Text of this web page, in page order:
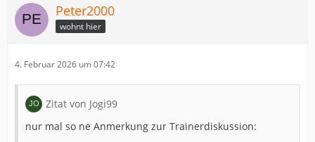
Nur mal so zum Abschluus: Welcher Trainer wäre denn
Insofern haben vielleicht doch die "Eventfans" viel mehr
Peter2000
wohnt hier
4. Februar 2026 um 07:42
Zitat von Jogi99
nur mal so ne Anmerkung zur Trainerdiskussion: